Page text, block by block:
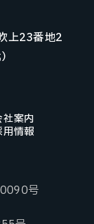
上23番地2
社案内
用情報
号